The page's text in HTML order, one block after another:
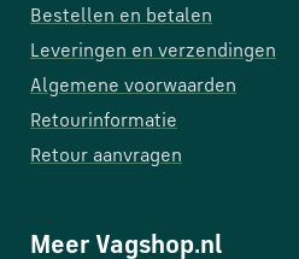
Bestellen en betalen
Leveringen en verzendingen
Algemene voorwaarden
Retourinformatie
Retour aanvragen
Meer Vagshop.nl